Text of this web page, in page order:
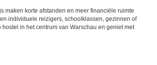
maken korte afstanden en meer financiële ruimte
individuele reizigers, schoolklassen, gezinnen of
in het centrum van Warschau en geniet met